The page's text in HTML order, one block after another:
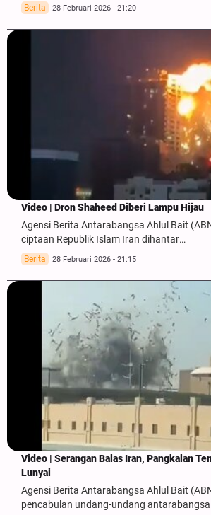
Berita 28 Februari 2026 - 21:20
Video | Dron Shaheed Diberi Lampu Hijau
Agensi Berita Antarabangsa Ahlul Bait
ciptaan Republik Islam Iran dihantar…
Berita 28 Februari 2026 - 21:15
Video | Serangan Balas Iran, Pangkalan
Lunyai
Agensi Berita Antarabangsa Ahlul Bait
pencabulan undang-undang